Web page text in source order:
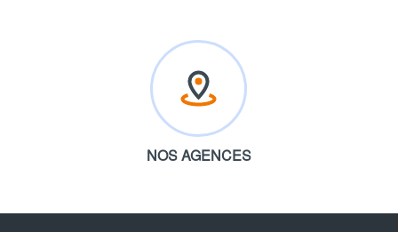
NOS AGENCES